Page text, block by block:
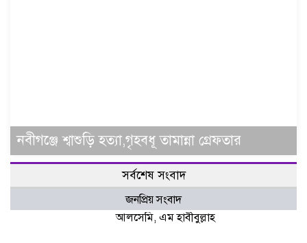
নবীগঞ্জে শ্বাশুড়ি হত্যা,গৃহবধূ তামান্না গ্রেফতার
সর্বশেষ সংবাদ
জনপ্রিয় সংবাদ
আলসেমি, এম হাবীবুল্লাহ